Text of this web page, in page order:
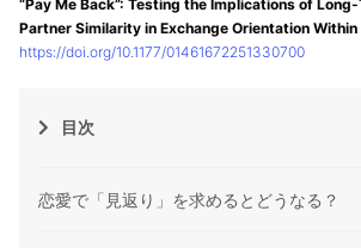
“Pay Me Back”: Testing the Implications of
Partner Similarity in Exchange Orientation
https://doi.org/10.1177/01461672251330700
目次
恋愛で「見返り」を求めるとどうなる？